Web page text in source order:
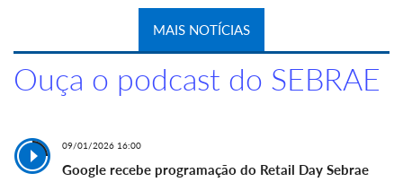
MAIS NOTÍCIAS
Ouça o podcast do SEBRAE
09/01/2026 16:00
Google recebe programação do Retail Day Sebrae